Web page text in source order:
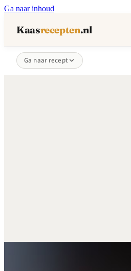
Ga naar inhoud
Kaasrecepten.nl
Ga naar recept